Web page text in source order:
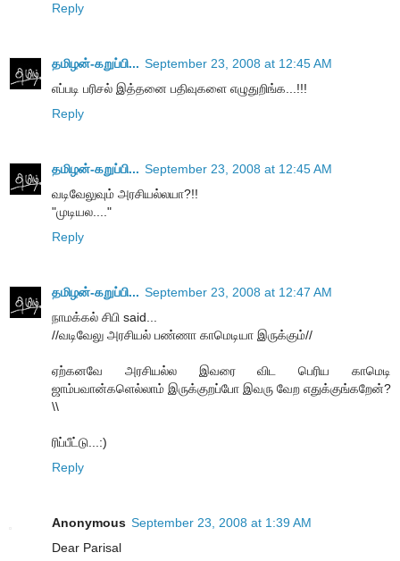
Reply
தமிழன்-கறுப்பி... September 23, 2008 at 12:45 AM
எப்படி பரிசல் இத்தனை பதிவுகளை எழுதுறிங்க...!!!
Reply
தமிழன்-கறுப்பி... September 23, 2008 at 12:45 AM
வடிவேலுவும் அரசியல்லயா?!!
"முடியல...."
Reply
தமிழன்-கறுப்பி... September 23, 2008 at 12:47 AM
நாமக்கல் சிபி said...
//வடிவேலு அரசியல் பண்ணா காமெடியா இருக்கும்//
ஏற்கனவே அரசியல்ல இவரை விட பெரிய காமெடி
ஜாம்பவான்களெல்லாம் இருக்குறப்போ இவரு வேற எதுக்குங்கறேன்?
\\
ரிப்பீட்டு...:)
Reply
Anonymous September 23, 2008 at 1:39 AM
Dear Parisal